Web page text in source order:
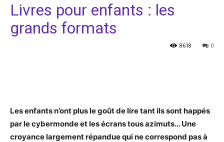
Livres pour enfants : les
grands formats
0
8618
Les enfants n’ont plus le goût de lire tant ils sont happés
par le cybermonde et les écrans tous azimuts… Une
croyance largement répandue qui ne correspond pas à